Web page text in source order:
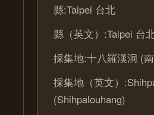
縣:Taipei 台北
縣（英文）:Taipei 台
採集地:十八羅漢洞 (
採集地（英文）
(Shihpalouhang)